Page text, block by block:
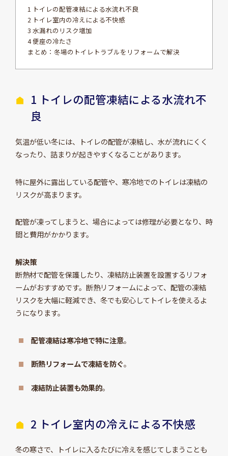
1 トイレの配管凍結による水流れ不良
2 トイレ室内の冷えによる不快感
3 水漏れのリスク増加
4 便座の冷たさ
まとめ：冬場のトイレトラブルをリフォームで解決
1 トイレの配管凍結による水流れ不
良
気温が低い冬には、トイレの配管が凍結し、水が流れにくく
なったり、詰まりが起きやすくなることがあります。
特に屋外に露出している配管や、寒冷地でのトイレは凍結の
リスクが高まります。
配管が凍ってしまうと、場合によっては修理が必要となり、時
間と費用がかかります。
解決策
断熱材で配管を保護したり、凍結防止装置を設置するリフォ
ームがおすすめです。断熱リフォームによって、配管の凍結
リスクを大幅に軽減でき、冬でも安心してトイレを使えるよ
うになります。
配管凍結は寒冷地で特に注意。
断熱リフォームで凍結を防ぐ。
凍結防止装置も効果的。
2 トイレ室内の冷えによる不快感
冬の寒さで、トイレに入るたびに冷えを感じてしまうことも